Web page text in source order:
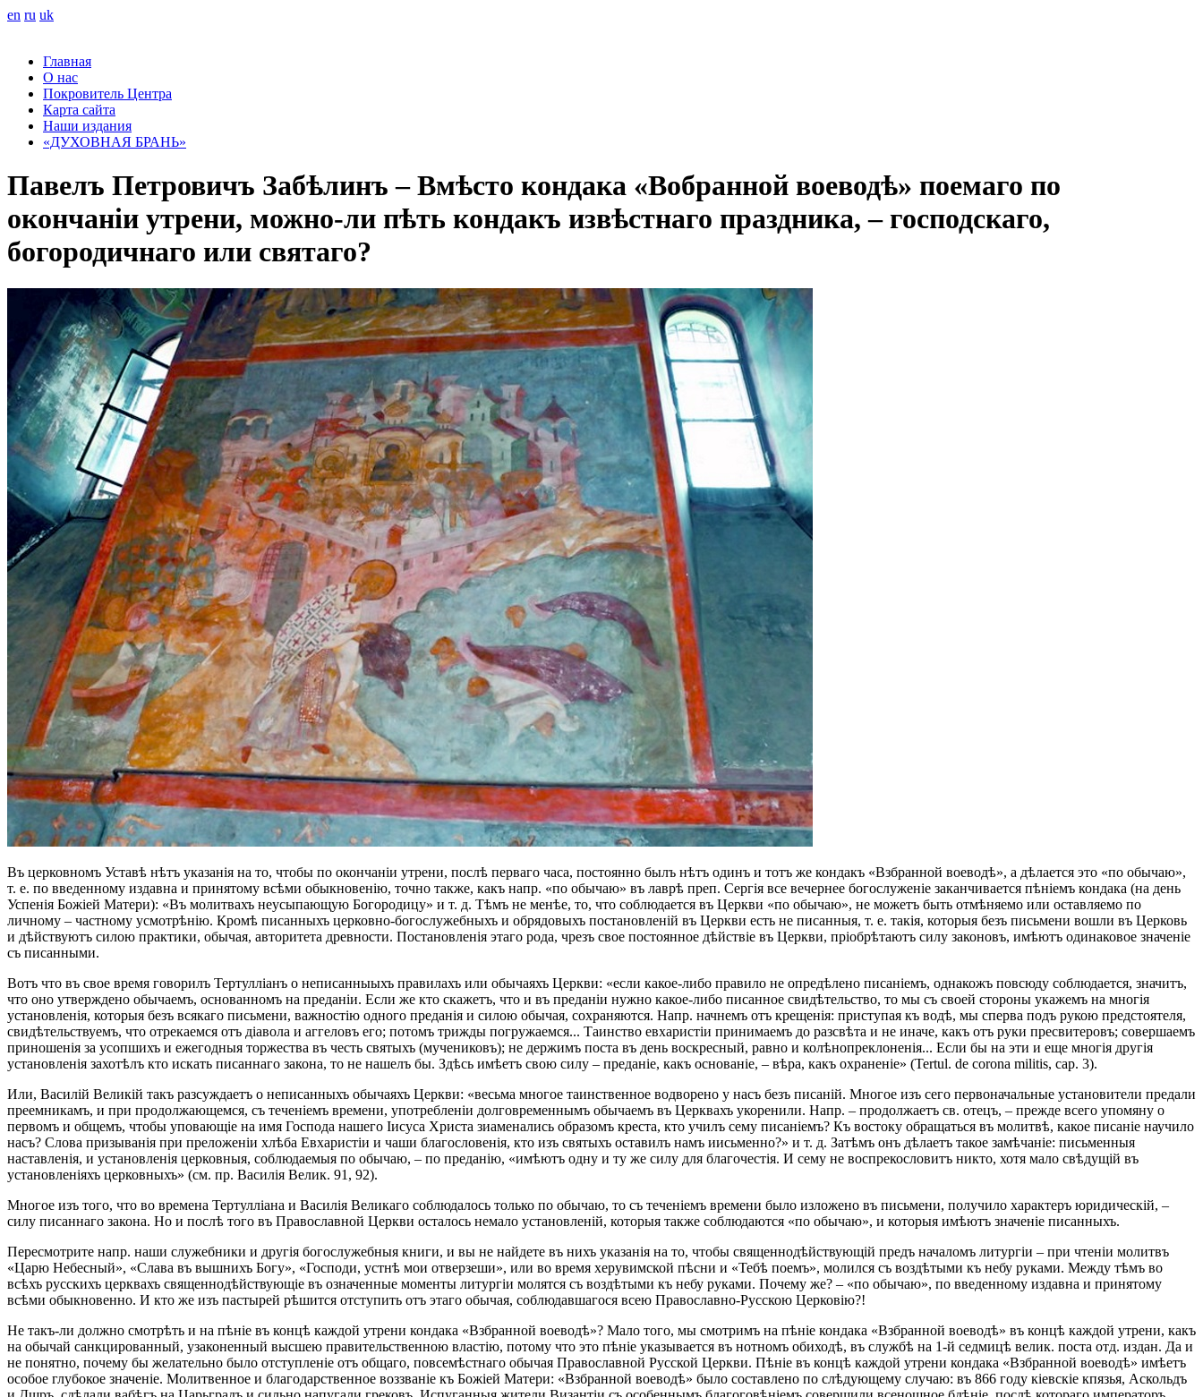
en ru uk
Главная
О нас
Покровитель Центра
Карта сайта
Наши издания
«ДУХОВНАЯ БРАНЬ»
Павелъ Петровичъ Забѣлинъ – Вмѣсто кондака «Вобранной воеводѣ» поемаго по
окончаніи утрени, можно-ли пѣть кондакъ извѣстнаго праздника, – господскаго,
богородичнаго или святаго?
Въ церковномъ Уставѣ нѣтъ указанія на то, чтобы по окончаніи утрени, послѣ перваго часа, постоянно былъ нѣтъ одинъ и тотъ же кондакъ «Взбранной воеводѣ», а дѣлается это «по обычаю»,
т. е. по введенному издавна и принятому всѣми обыкновенію, точно также, какъ напр. «по обычаю» въ лаврѣ преп. Сергія все вечернее богослуженіе заканчивается пѣніемъ кондака (на день
Успенія Божіей Матери): «Въ молитвахъ неусыпающую Богородицу» и т. д. Тѣмъ не менѣе, то, что соблюдается въ Церкви «по обычаю», не можетъ быть отмѣняемо или оставляемо по
личному – частному усмотрѣнію. Кромѣ писанныхъ церковно-богослужебныхъ и обрядовыхъ постановленій въ Церкви есть не писанныя, т. е. такія, которыя безъ письмени вошли въ Церковь
и дѣйствуютъ силою практики, обычая, авторитета древности. Постановленія этаго рода, чрезъ свое постоянное дѣйствіе въ Церкви, пріобрѣтаютъ силу законовъ, имѣютъ одинаковое значеніе
съ писанными.
Вотъ что въ свое время говорилъ Тертулліанъ о неписанныыхъ правилахъ или обычаяхъ Церкви: «если какое-либо правило не опредѣлено писаніемъ, однакожъ повсюду соблюдается, значитъ,
что оно утверждено обычаемъ, основанномъ на преданіи. Если же кто скажетъ, что и въ преданіи нужно какое-либо писанное свидѣтельство, то мы съ своей стороны укажемъ на многія
установленія, которыя безъ всякаго письмени, важностію одного преданія и силою обычая, сохраняются. Напр. начнемъ отъ крещенія: приступая къ водѣ, мы сперва подъ рукою предстоятеля,
свидѣтельствуемъ, что отрекаемся отъ діавола и аггеловъ его; потомъ трижды погружаемся... Таинство евхаристіи принимаемъ до разсвѣта и не иначе, какъ отъ руки пресвитеровъ; совершаемъ
приношенія за усопшихъ и ежегодныя торжества въ честь святыхъ (мучениковъ); не держимъ поста въ день воскресный, равно и колѣнопреклоненія... Если бы на эти и еще многія другія
установленія захотѣлъ кто искать писаннаго закона, то не нашелъ бы. Здѣсь имѣетъ свою силу – преданіе, какъ основаніе, – вѣра, какъ охраненіе» (Tertul. de corona militis, cap. 3).
Или, Василій Великій такъ разсуждаетъ о неписанныхъ обычаяхъ Церкви: «весьма многое таинственное водворено у насъ безъ писаній. Многое изъ сего первоначальные установители предали
преемникамъ, и при продолжающемся, съ теченіемъ времени, употребленіи долговременнымъ обычаемъ въ Церквахъ укоренили. Напр. – продолжаетъ св. отецъ, – прежде всего упомяну о
первомъ и общемъ, чтобы уповающіе на имя Господа нашего Іисуса Христа зиаменались образомъ креста, кто училъ сему писаніемъ? Къ востоку обращаться въ молитвѣ, какое писаніе научило
насъ? Слова призыванія при преложеніи хлѣба Евхаристіи и чаши благословенія, кто изъ святыхъ оставилъ намъ иисьменно?» и т. д. Затѣмъ онъ дѣлаетъ такое замѣчаніе: письменныя
наставленія, и установленія церковныя, соблюдаемыя по обычаю, – по преданію, «имѣютъ одну и ту же силу для благочестія. И сему не воспрекословитъ никто, хотя мало свѣдущій въ
установленіяхъ церковныхъ» (см. пр. Василія Велик. 91, 92).
Многое изъ того, что во времена Тертулліана и Василія Великаго соблюдалось только по обычаю, то съ теченіемъ времени было изложено въ письмени, получило характеръ юридическій, –
силу писаннаго закона. Но и послѣ того въ Православной Церкви осталось немало установленій, которыя также соблюдаются «по обычаю», и которыя имѣютъ значеніе писанныхъ.
Пересмотрите напр. наши служебники и другія богослужебныя книги, и вы не найдете въ нихъ указанія на то, чтобы священнодѣйствующій предъ началомъ литургіи – при чтеніи молитвъ
«Царю Небесный», «Слава въ вышнихъ Богу», «Господи, устнѣ мои отверзеши», или во время херувимской пѣсни и «Тебѣ поемъ», молился съ воздѣтыми къ небу руками. Между тѣмъ во
всѣхъ русскихъ церквахъ священнодѣйствующіе въ означенные моменты литургіи молятся съ воздѣтыми къ небу руками. Почему же? – «по обычаю», по введенному издавна и принятому
всѣми обыкновенно. И кто же изъ пастырей рѣшится отступить отъ этаго обычая, соблюдавшагося всею Православно-Русскою Церковію?!
Не такъ-ли должно смотрѣть и на пѣніе въ концѣ каждой утрени кондака «Взбранной воеводѣ»? Мало того, мы смотримъ на пѣніе кондака «Взбранной воеводѣ» въ концѣ каждой утрени, какъ
на обычай санкцированный, узаконенный высшею правительственною властію, потому что это пѣніе указывается въ нотномъ обиходѣ, въ службѣ на 1-й седмицѣ велик. поста отд. издан. Да и
не понятно, почему бы желательно было отступленіе отъ общаго, повсемѣстнаго обычая Православной Русской Церкви. Пѣніе въ концѣ каждой утрени кондака «Взбранной воеводѣ» имѣетъ
особое глубокое значеніе. Молитвенное и благодарственное воззваніе къ Божіей Матери: «Взбранной воеводѣ» было составлено по слѣдующему случаю: въ 866 году кіевскіе кпязья, Аскольдъ